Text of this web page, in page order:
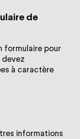
de
formulaire pour
devez
à caractère
informations